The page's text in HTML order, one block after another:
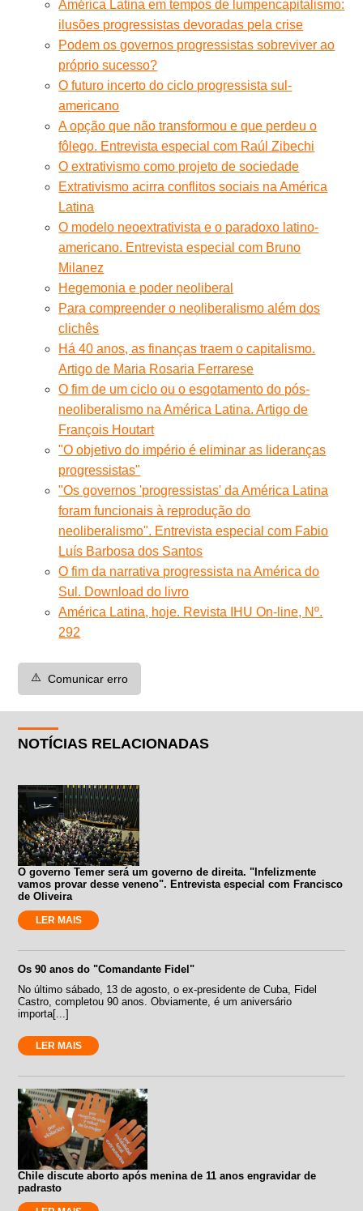
América Latina em tempos de lumpencapitalismo:
ilusões progressistas devoradas pela crise
Podem os governos progressistas sobreviver ao
próprio sucesso?
O futuro incerto do ciclo progressista sul-
americano
A opção que não transformou e que perdeu o
fôlego. Entrevista especial com Raúl Zibechi
O extrativismo como projeto de sociedade
Extrativismo acirra conflitos sociais na América
Latina
O modelo neoextrativista e o paradoxo latino-
americano. Entrevista especial com Bruno
Milanez
Hegemonia e poder neoliberal
Para compreender o neoliberalismo além dos
clichês
Há 40 anos, as finanças traem o capitalismo.
Artigo de Maria Rosaria Ferrarese
O fim de um ciclo ou o esgotamento do pós-
neoliberalismo na América Latina. Artigo de
François Houtart
"O objetivo do império é eliminar as lideranças
progressistas"
"Os governos 'progressistas' da América Latina
foram funcionais à reprodução do
neoliberalismo". Entrevista especial com Fabio
Luís Barbosa dos Santos
O fim da narrativa progressista na América do
Sul. Download do livro
América Latina, hoje. Revista IHU On-line, Nº.
292
⚠️ Comunicar erro
NOTÍCIAS RELACIONADAS
O governo Temer será um governo de direita. "Infelizmente
vamos provar desse veneno". Entrevista especial com Francisco
de Oliveira
LER MAIS
Os 90 anos do "Comandante Fidel"
No último sábado, 13 de agosto, o ex-presidente de Cuba, Fidel
Castro, completou 90 anos. Obviamente, é um aniversário
importa[...]
LER MAIS
Chile discute aborto após menina de 11 anos engravidar de
padrasto